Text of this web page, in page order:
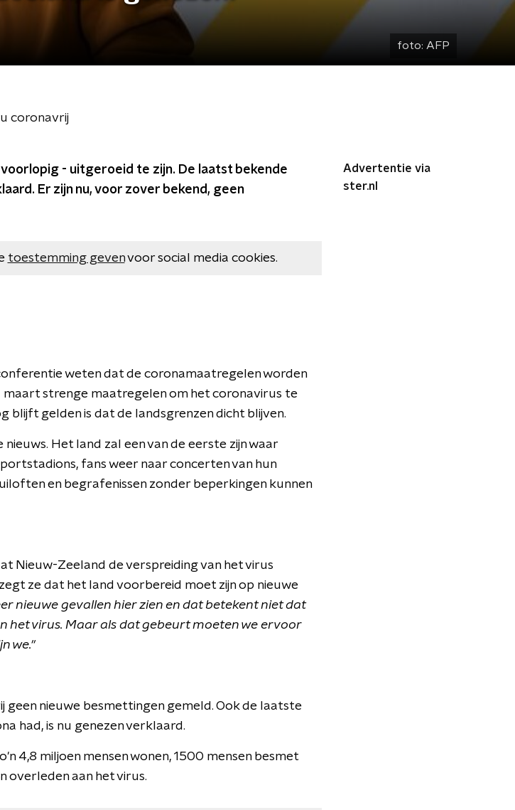
foto: AFP
coronavrij
- uitgeroeid te zijn. De laatst bekende
Er zijn nu, voor zover bekend, geen
toestemming gevenvoor social media cookies.
weten dat de coronamaatregelen worden
maart strenge maatregelen om het coronavirus te
blijft gelden is dat de landsgrenzen dicht blijven.
Het land zal een van de eerste zijn waar
fans weer naar concerten van hun
en begrafenissen zonder beperkingen kunnen
Nieuw-Zeeland de verspreiding van het virus
ze dat het land voorbereid moet zijn op nieuwe
nieuwe gevallen hier zien en dat betekent niet dat
het virus. Maar als dat gebeurt moeten we ervoor
we."
geen nieuwe besmettingen gemeld. Ook de laatste
had, is nu genezen verklaard.
4,8 miljoen mensen wonen, 1500 mensen besmet
overleden aan het virus.
Advertentie via
ster.nl